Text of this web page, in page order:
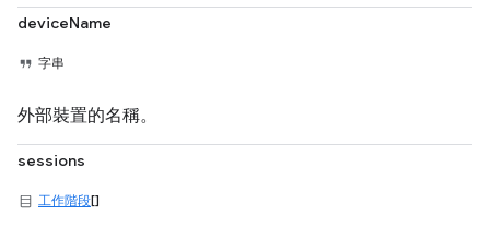
deviceName
字串
外部裝置的名稱。
sessions
工作階段[]